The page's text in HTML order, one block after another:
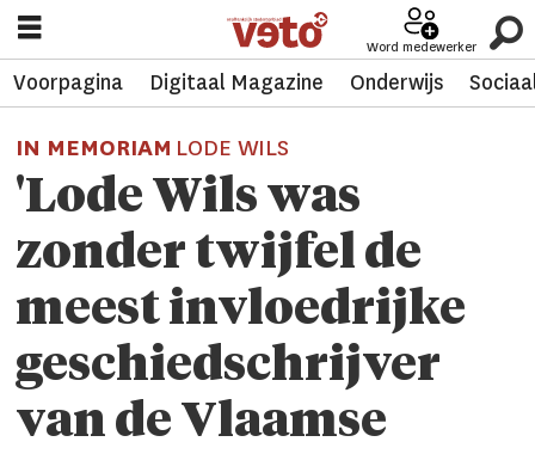
Word medewerker
Voorpagina Digitaal Magazine Onderwijs
IN MEMORIAM LODE WILS
'Lode Wils was
zonder twijfel de
meest invloedrijke
geschied­schrijver
van de Vlaamse